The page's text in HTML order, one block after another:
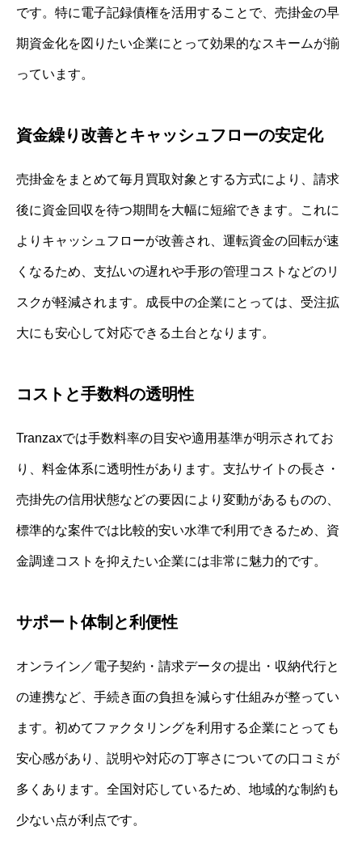
です。特に電子記録債権を活用することで、売掛金の早
期資金化を図りたい企業にとって効果的なスキームが揃
っています。
資金繰り改善とキャッシュフローの安定化
売掛金をまとめて毎月買取対象とする方式により、請求
後に資金回収を待つ期間を大幅に短縮できます。これに
よりキャッシュフローが改善され、運転資金の回転が速
くなるため、支払いの遅れや手形の管理コストなどのリ
スクが軽減されます。成長中の企業にとっては、受注拡
大にも安心して対応できる土台となります。
コストと手数料の透明性
Tranzaxでは手数料率の目安や適用基準が明示されてお
り、料金体系に透明性があります。支払サイトの長さ・
売掛先の信用状態などの要因により変動があるものの、
標準的な案件では比較的安い水準で利用できるため、資
金調達コストを抑えたい企業には非常に魅力的です。
サポート体制と利便性
オンライン／電子契約・請求データの提出・収納代行と
の連携など、手続き面の負担を減らす仕組みが整ってい
ます。初めてファクタリングを利用する企業にとっても
安心感があり、説明や対応の丁寧さについての口コミが
多くあります。全国対応しているため、地域的な制約も
少ない点が利点です。